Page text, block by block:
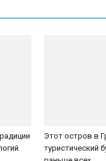
Этот остров в
туристический